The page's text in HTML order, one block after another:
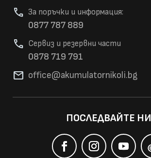
За поръчки и информация:
phone
0877 787 889
Сервиз и резервни части
phone
0878 719 791
mail office@akumulatornikoli.bg
ПОСЛЕДВАЙТЕ НИ